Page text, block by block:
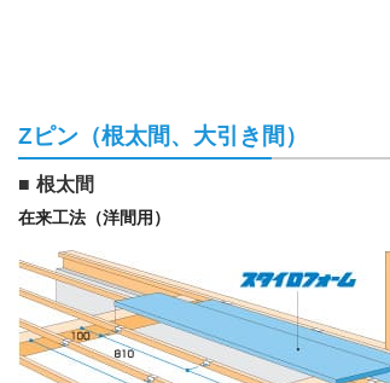
Zピン（根太間、大引き間）
根太間
在来工法（洋間用）